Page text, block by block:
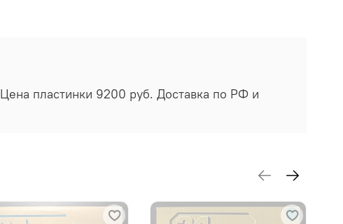
пластинки 9200 руб. Доставка по РФ и